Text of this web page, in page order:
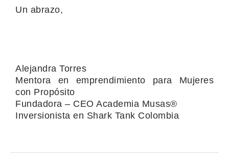
Un abrazo,
Alejandra Torres
Mentora en emprendimiento para Mujeres
con Propósito
Fundadora – CEO Academia Musas®
Inversionista en Shark Tank Colombia